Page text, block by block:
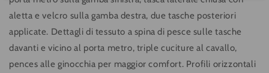
aletta e velcro sulla gamba destra, due tasche posteriori
applicate. Dettagli di tessuto a spina di pesce sulle tasche
davanti e vicino al porta metro, triple cuciture al cavallo,
pences alle ginocchia per maggior comfort. Profili orizzontali